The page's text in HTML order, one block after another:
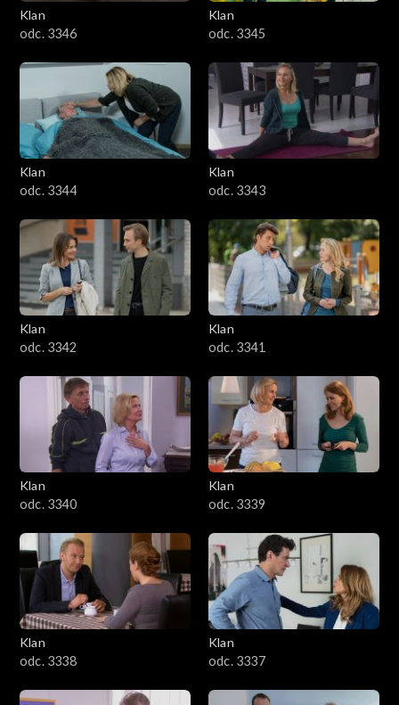
Klan
odc. 3346
Klan
odc. 3345
Klan
odc. 3344
Klan
odc. 3343
Klan
odc. 3342
Klan
odc. 3341
Klan
odc. 3340
Klan
odc. 3339
Klan
odc. 3338
Klan
odc. 3337